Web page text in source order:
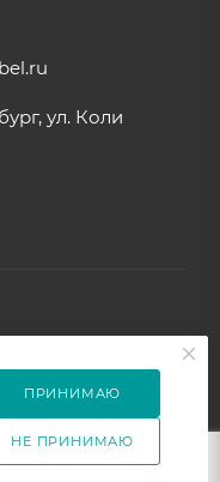
ул. Коли
ПРИНИМАЮ
НЕ ПРИНИМАЮ